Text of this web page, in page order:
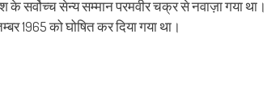
सेन्य सम्मान परमवीर चक्र से नवाज़ा गया था।
1965 को घोषित कर दिया गया था।